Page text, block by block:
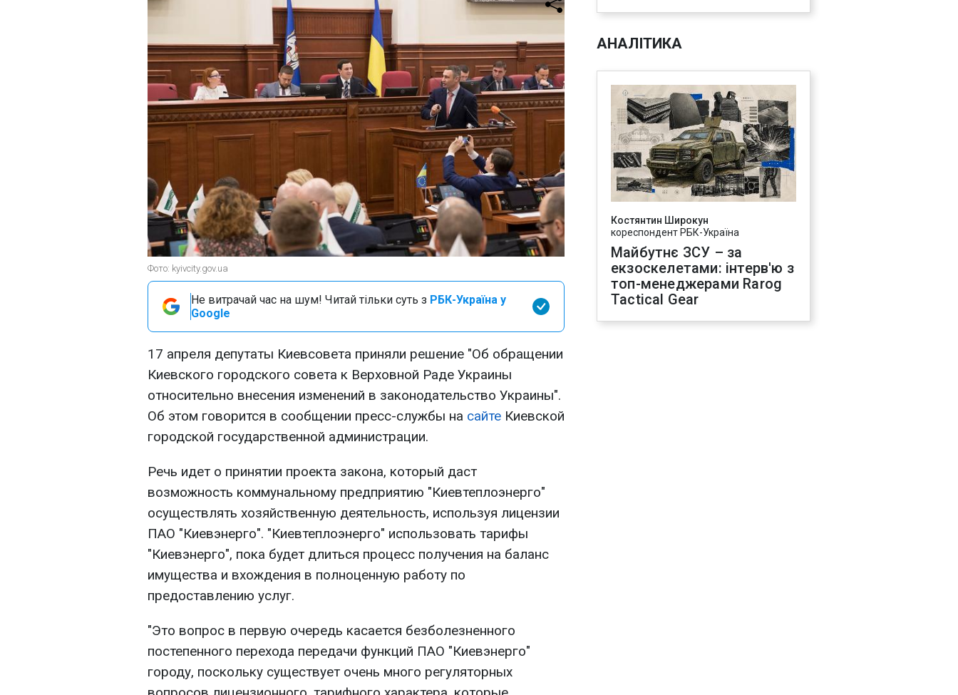
Фото: kyivcity.gov.ua
Не витрачай час на шум! Читай тільки суть з РБК-Україна у
Google
17 апреля депутаты Киевсовета приняли решение "Об обращении
Киевского городского совета к Верховной Раде Украины
относительно внесения изменений в законодательство Украины".
Об этом говорится в сообщении пресс-службы на сайте Киевской
городской государственной администрации.
Речь идет о принятии проекта закона, который даст
возможность коммунальному предприятию "Киевтеплоэнерго"
осуществлять хозяйственную деятельность, используя лицензии
ПАО "Киевэнерго". "Киевтеплоэнерго" использовать тарифы
"Киевэнерго", пока будет длиться процесс получения на баланс
имущества и вхождения в полноценную работу по
предоставлению услуг.
"Это вопрос в первую очередь касается безболезненного
постепенного перехода передачи функций ПАО "Киевэнерго"
городу, поскольку существует очень много регуляторных
АНАЛІТИКА
Костянтин Широкун
кореспондент РБК-Україна
Майбутнє ЗСУ – за
екзоскелетами: інтерв'ю з
топ-менеджерами Rarog
Tactical Gear